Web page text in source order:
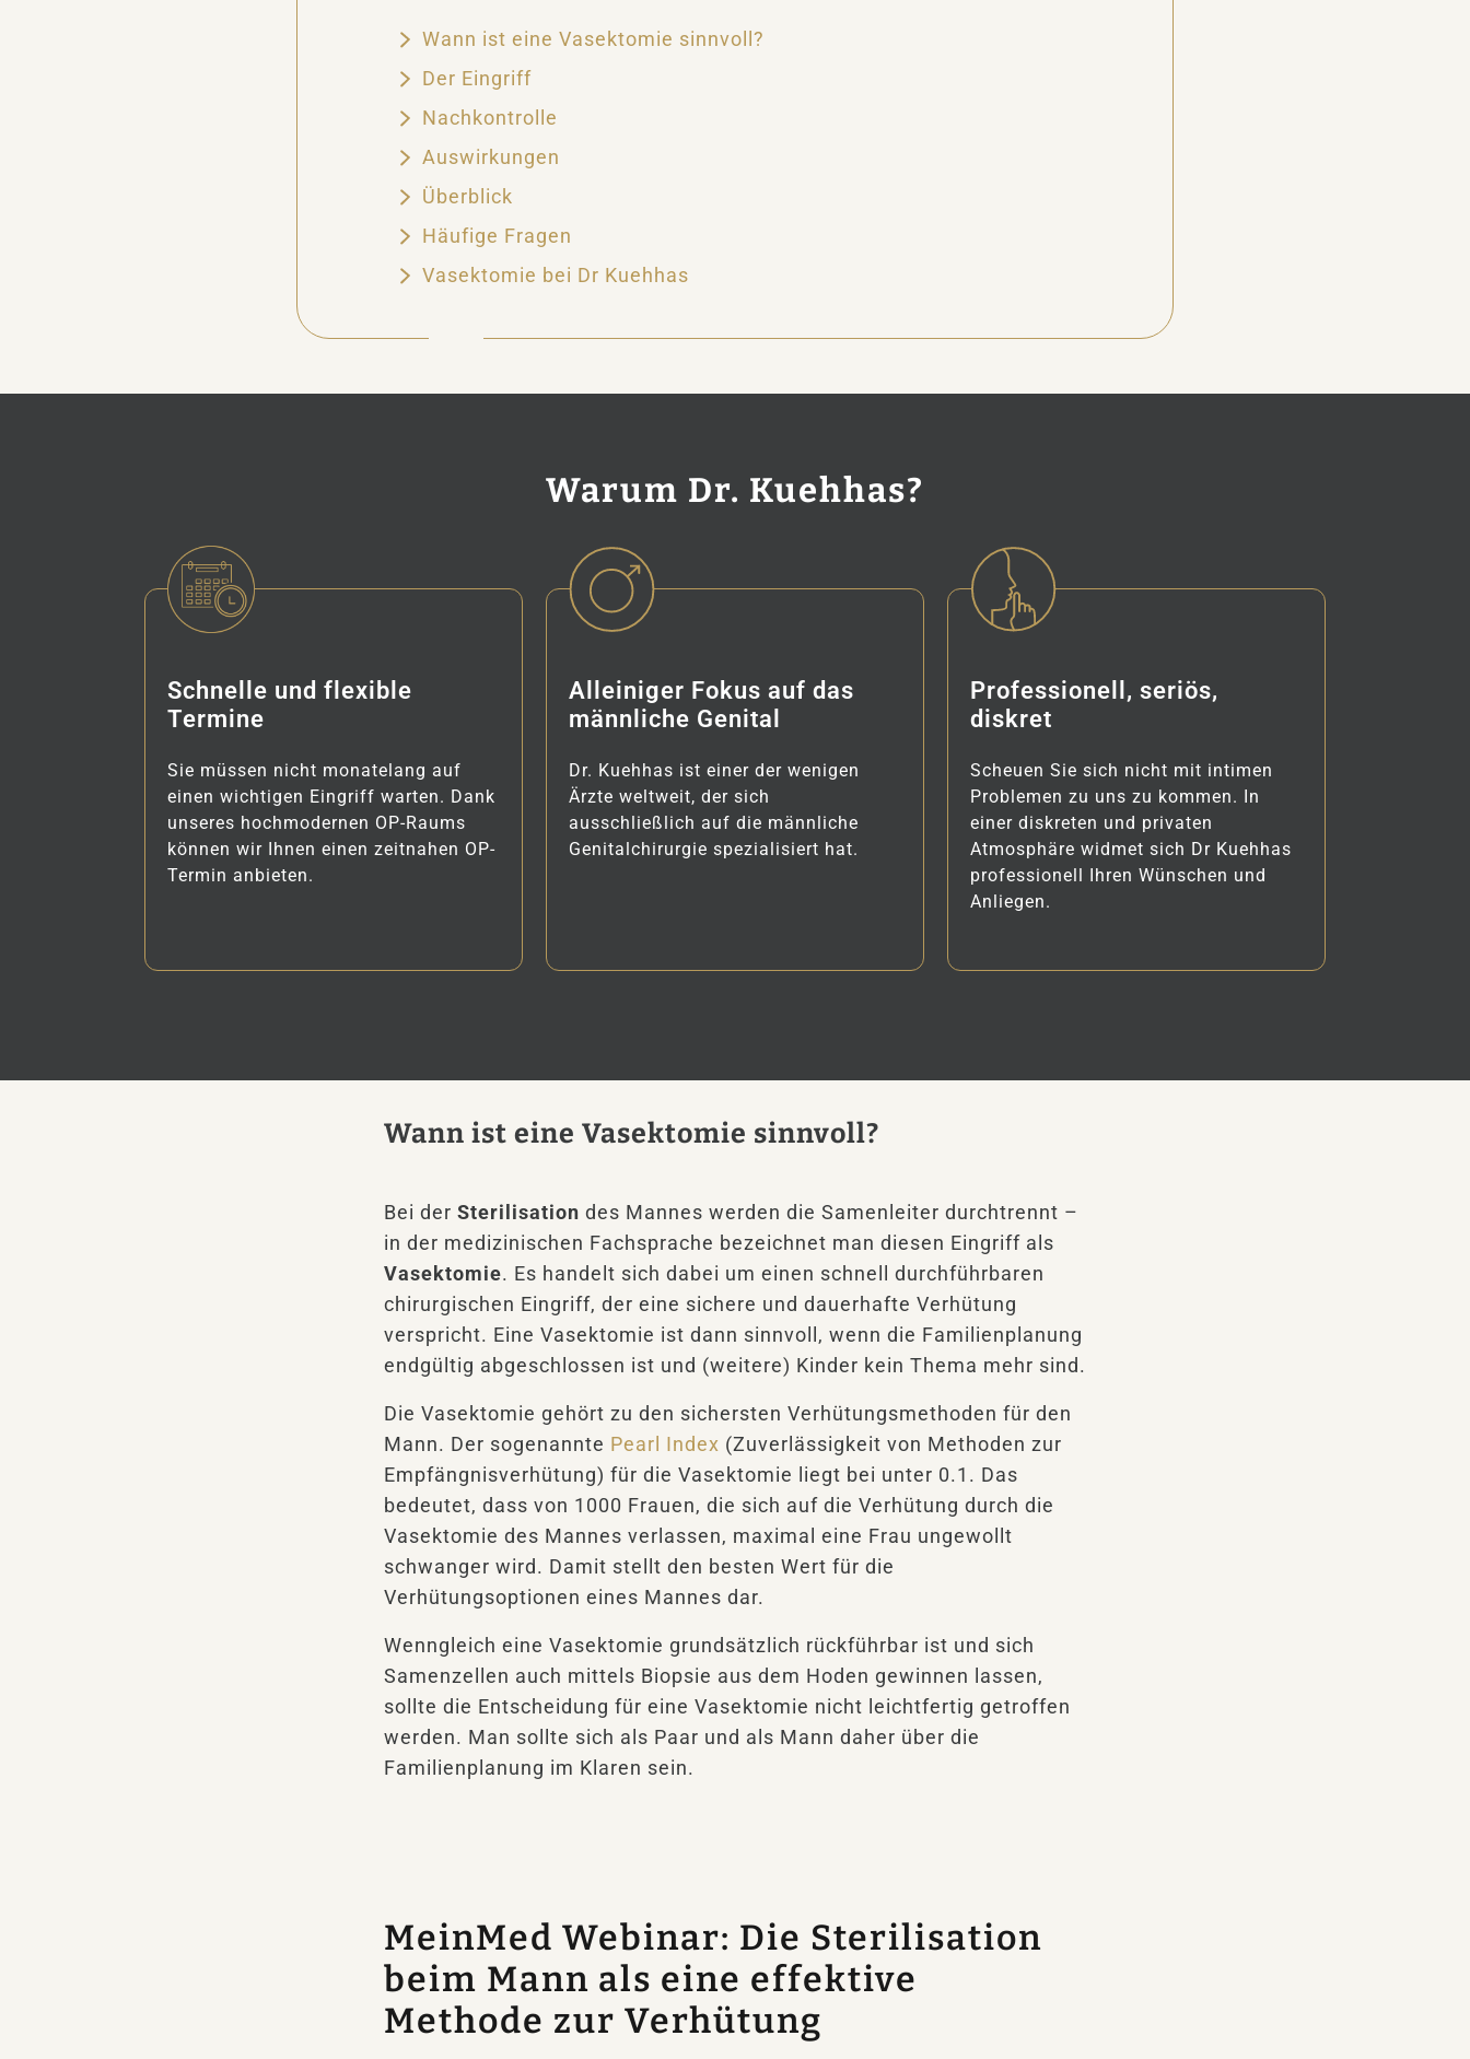
Wann ist eine Vasektomie sinnvoll?
Der Eingriff
Nachkontrolle
Auswirkungen
Überblick
Häufige Fragen
Vasektomie bei Dr Kuehhas
Warum Dr. Kuehhas?
Schnelle und flexible
Termine
Sie müssen nicht monatelang auf
einen wichtigen Eingriff warten. Dank
unseres hochmodernen OP-Raums
können wir Ihnen einen zeitnahen OP-
Termin anbieten.
Alleiniger Fokus auf das
männliche Genital
Dr. Kuehhas ist einer der wenigen
Ärzte weltweit, der sich
ausschließlich auf die männliche
Genitalchirurgie spezialisiert hat.
Professionell, seriös,
diskret
Scheuen Sie sich nicht mit intimen
Problemen zu uns zu kommen. In
einer diskreten und privaten
Atmosphäre widmet sich Dr Kuehhas
professionell Ihren Wünschen und
Anliegen.
Wann ist eine Vasektomie sinnvoll?
Bei der Sterilisation des Mannes werden die Samenleiter durchtrennt –
in der medizinischen Fachsprache bezeichnet man diesen Eingriff als
Vasektomie. Es handelt sich dabei um einen schnell durchführbaren
chirurgischen Eingriff, der eine sichere und dauerhafte Verhütung
verspricht. Eine Vasektomie ist dann sinnvoll, wenn die Familienplanung
endgültig abgeschlossen ist und (weitere) Kinder kein Thema mehr sind.
Die Vasektomie gehört zu den sichersten Verhütungsmethoden für den
Mann. Der sogenannte Pearl Index (Zuverlässigkeit von Methoden zur
Empfängnisverhütung) für die Vasektomie liegt bei unter 0.1. Das
bedeutet, dass von 1000 Frauen, die sich auf die Verhütung durch die
Vasektomie des Mannes verlassen, maximal eine Frau ungewollt
schwanger wird. Damit stellt den besten Wert für die
Verhütungsoptionen eines Mannes dar.
Wenngleich eine Vasektomie grundsätzlich rückführbar ist und sich
Samenzellen auch mittels Biopsie aus dem Hoden gewinnen lassen,
sollte die Entscheidung für eine Vasektomie nicht leichtfertig getroffen
werden. Man sollte sich als Paar und als Mann daher über die
Familienplanung im Klaren sein.
MeinMed Webinar: Die Sterilisation
beim Mann als eine effektive
Methode zur Verhütung